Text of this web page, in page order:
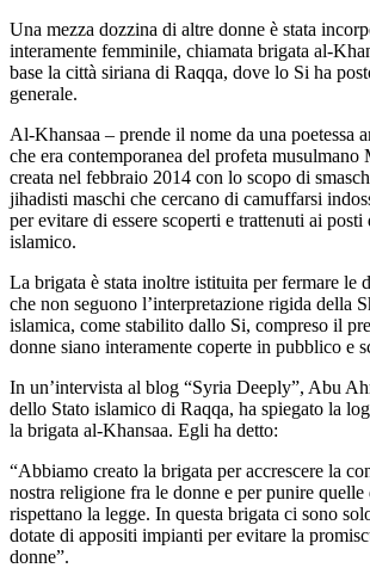
Una mezza dozzina di altre donne è stata
interamente femminile, chiamata brigata al-
base la città siriana di Raqqa, dove lo Si ha
generale.
Al-Khansaa – prende il nome da una poetessa
che era contemporanea del profeta musulmano
creata nel febbraio 2014 con lo scopo di
jihadisti maschi che cercano di camuffarsi
per evitare di essere scoperti e trattenuti ai
islamico.
La brigata è stata inoltre istituita per fermare le
che non seguono l’interpretazione rigida della
islamica, come stabilito dallo Si, compreso il
donne siano interamente coperte in pubblico e
In un’intervista al blog “Syria Deeply”, Abu
dello Stato islamico di Raqqa, ha spiegato la
la brigata al-Khansaa. Egli ha detto:
“Abbiamo creato la brigata per accrescere la
nostra religione fra le donne e per punire quelle
rispettano la legge. In questa brigata ci sono
dotate di appositi impianti per evitare la
donne”.